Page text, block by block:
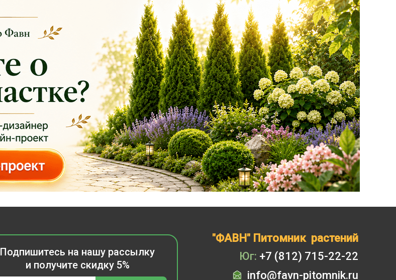
Подпишитесь на нашу рассылку
и получите скидку 5%
"ФАВН" Питомник растений
Юг: +7 (812) 715-22-22
info@favn-pitomnik.ru